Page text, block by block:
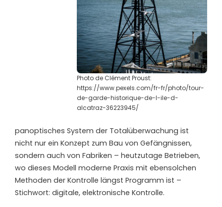
Photo de Clément Proust:
https://www.pexels.com/fr-fr/photo/tour-
de-garde-historique-de-l-ile-d-
alcatraz-36223945/
panoptisches System der Totalüberwachung ist
nicht nur ein Konzept zum Bau von Gefängnissen,
sondern auch von Fabriken – heutzutage Betrieben,
wo dieses Modell moderne Praxis mit ebensolchen
Methoden der Kontrolle längst Programm ist –
Stichwort: digitale, elektronische Kontrolle.